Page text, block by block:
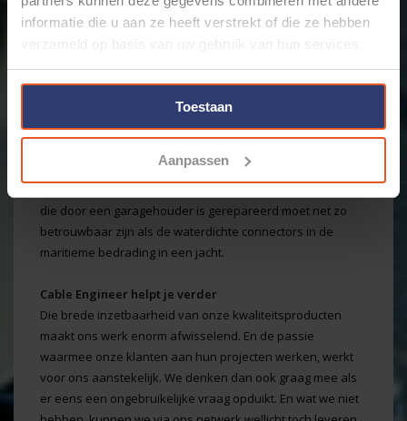
informatie die u aan ze heeft verstrekt of die ze hebben
verzameld op basis van uw gebruik van hun services.
Toestaan
Aanpassen
wordt. Wij kunnen namelijk wel de beste materialen
leveren, maar het beste visitekaartje voor ons als
natuurlijk een goed functionerende bedrading in het
moet net zo perfect zijn als de verse bedrading in een
die door een garagehouder is gerepareerd moet net zo
betrouwbaar zijn als de waterdichte connectors in de
maritieme bedrading in een jacht.
Cable Engineer helpt je verder
Die brede inzetbaarheid van onze kwaliteitsproducten
maakt ons werk enorm afwisselend. En de passie
waarmee onze klanten aan hun projecten werken, werkt
voor ons aanstekelijk. We denken dan ook graag mee als
er eens een ongebruikelijke vraag opduikt. En wat we niet